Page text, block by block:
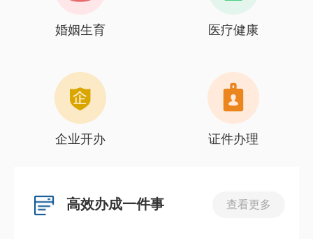
婚姻生育 医疗健康
企业开办 证件办理
高效办成一件事 查看更多